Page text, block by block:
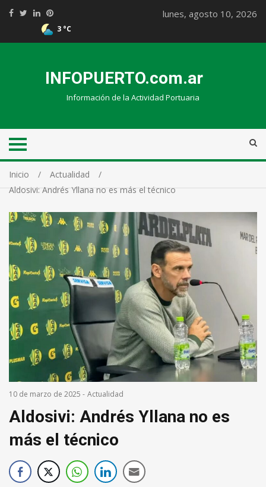
3 °C
lunes, agosto 10, 2026
INFOPUERTO.com.ar
Información de la Actividad Portuaria
Inicio
Actualidad
Aldosivi: Andrés Yllana no es más el técnico
10 de marzo de 2025 - Actualidad
Aldosivi: Andrés Yllana no es
más el técnico